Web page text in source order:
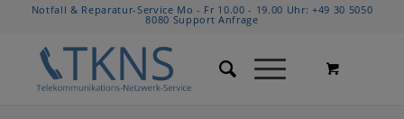
Notfall & Reparatur-Service Mo - Fr 10.00 - 19.00 Uhr:+49 30 5050
8080 Support Anfrage